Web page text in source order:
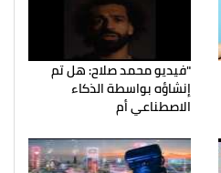
"فيديو محمد صلاح: هل تم
إنشاؤه بواسطة الذكاء
الاصطناعي أم